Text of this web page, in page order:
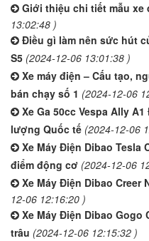
Giới thiệu chi tiết mẫu xe
13:02:48 )
Điều gì làm nên sức hút
S5 (2024-12-06 13:01:38 )
Xe máy điện – Cấu tạo,
bán chạy số 1 (2024-12-06
Xe Ga 50cc Vespa Ally
lượng Quốc tế (2024-12-06
Xe Máy Điện Dibao Tesla
điểm động cơ (2024-12-06
Xe Máy Điện Dibao
12-06 12:16:20 )
Xe Máy Điện Dibao
trâu (2024-12-06 12:15:32 )